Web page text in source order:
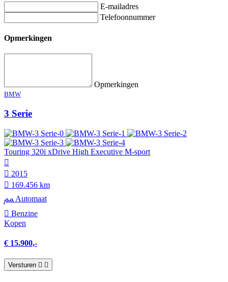
E-mailadres
Telefoonnummer
Opmerkingen
Opmerkingen
BMW
3 Serie
Touring 320i xDrive High Executive M-sport
2015
169.456 km
Automaat
Benzine
Kopen
€ 15.900,-
Versturen